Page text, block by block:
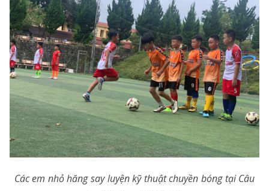
Các em nhỏ hăng say luyện kỹ thuật chuyền bóng tại Câu